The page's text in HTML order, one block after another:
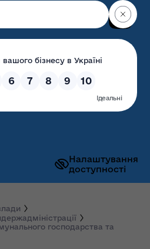
Налаштування
доступності
обласна
господарства та